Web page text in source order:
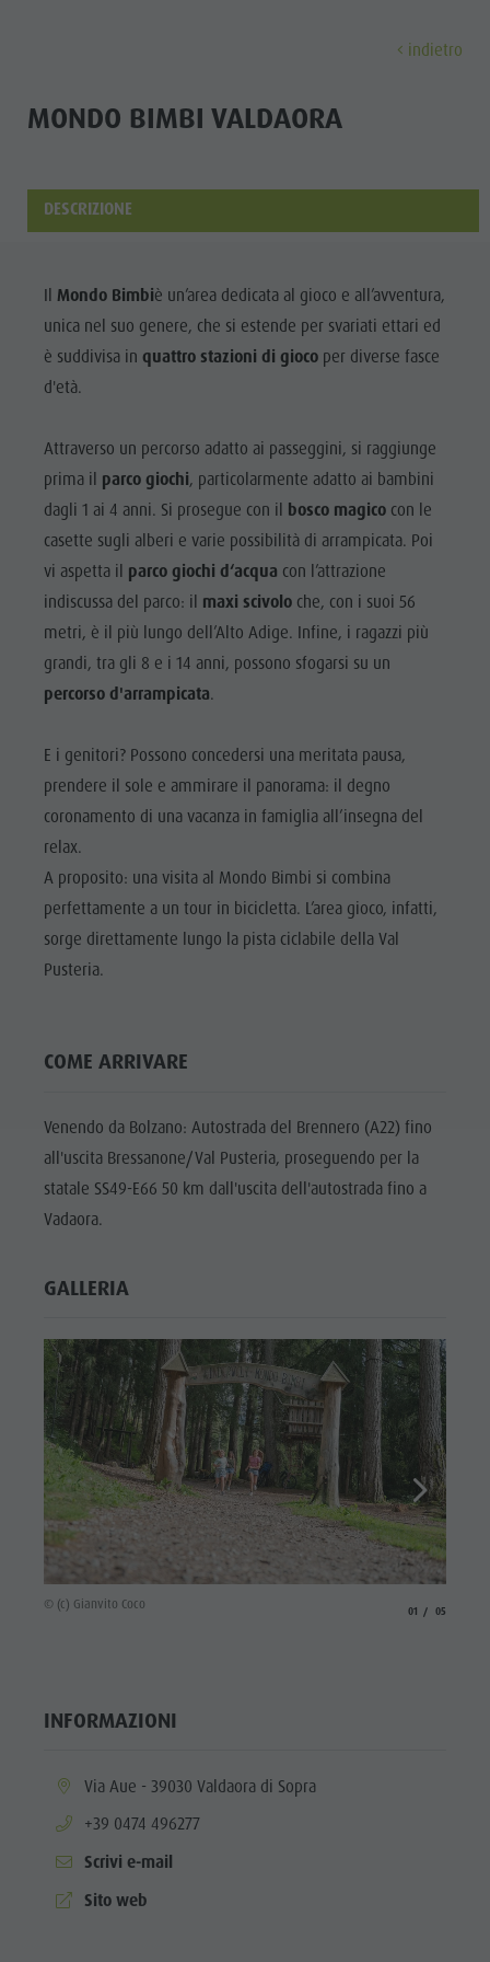
MALGHE &
RIFUGI
PROGRAMMA
SETTIMANALE
PLAN DE
CORONES
TOP EVENTI
SOSTENIBILITÁ,
A-Z Guida
Artigianato
artistico
Fornitori di
servizi
Attrazioni
Bar &
Ristoranti
Benessere
Cultura
Dolomiti
Guide
Posto Grill
Prodotti
Programma settimanale
Plan de Corones
Sostenibilitá, naturalmente
A-Z Guida
Artigianato artistico
Attrazioni
Bar & Ristoranti
Benessere
Cultura alpina-urbana
Dolomiti
Guide alpine
Posto Grill
Shopping
Team Olang Card
Vacanza escursionistica
Passeggiate
Bike Mike
ESTATE INVERNO
Mobilitá
Prenota vacanza
Vacanze senza barriere
Vacanza con cane
Come arrivare
Imposta di soggiorno
Meteo
Mobilità locale
Offerte
Prenota vacanza
Webcam
Top Esperienze nelle Dolomiti
Must Do | Estate
Kids Area
Kids Area | Estate
Maxiscivolo
Tiro con l'arco
indietro
MONDO BIMBI VALDAORA
DESCRIZIONE
Il Mondo Bimbiè un’area dedicata al gioco e all’avventura,
unica nel suo genere, che si estende per svariati ettari ed
è suddivisa in quattro stazioni di giocoper diverse fasce
d'età.
Attraverso un percorso adatto ai passeggini, si raggiunge
prima il parco giochi, particolarmente adatto ai bambini
dagli 1 ai 4 anni. Si prosegue con il bosco magico con le
casette sugli alberi e varie possibilità di arrampicata. Poi
vi aspetta il parco giochi d‘acqua con l’attrazione
indiscussa del parco: il maxi scivoloche, con i suoi 56
metri, è il più lungo dell’Alto Adige. Infine, i ragazzi più
grandi, tra gli 8 e i 14 anni, possono sfogarsi su un
percorso d'arrampicata.
E i genitori? Possono concedersi una meritata pausa,
prendere il sole e ammirare il panorama: il degno
coronamento di una vacanza in famiglia all’insegna del
relax.
A proposito: una visita al Mondo Bimbi si combina
perfettamente a un tour in bicicletta. L’area gioco, infatti,
sorge direttamente lungo la pista ciclabile della Val
Pusteria.
COME ARRIVARE
Venendo da Bolzano: Autostrada del Brennero (A22) fino
all'uscita Bressanone/Val Pusteria, proseguendo per la
statale SS49-E66 50 km dall'uscita dell'autostrada fino a
Vadaora.
GALLERIA
© (c) Gianvito Coco
01 05
INFORMAZIONI
aria.location:
Via Aue - 39030 Valdaora di Sopra
aria.phone:
+39 0474 496277
Scrivi e-mail
aria.website:
Sito web